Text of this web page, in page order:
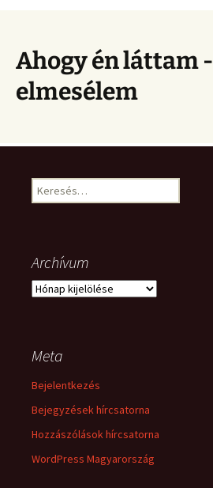
Ahogy én láttam -
elmesélem
Keresés:
Archívum
Archívum
Meta
Bejelentkezés
Bejegyzések hírcsatorna
Hozzászólások hírcsatorna
WordPress Magyarország